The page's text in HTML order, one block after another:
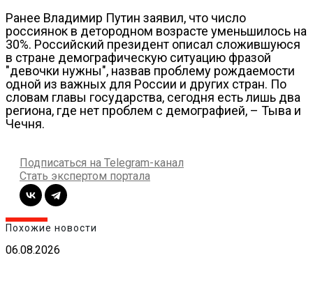
Ранее Владимир Путин заявил, что число
россиянок в детородном возрасте уменьшилось на
30%. Российский президент описал сложившуюся
в стране демографическую ситуацию фразой
"девочки нужны", назвав проблему рождаемости
одной из важных для России и других стран. По
словам главы государства, сегодня есть лишь два
региона, где нет проблем с демографией, – Тыва и
Чечня.
Подписаться на Telegram-канал
Стать экспертом портала
Похожие новости
06.08.2026